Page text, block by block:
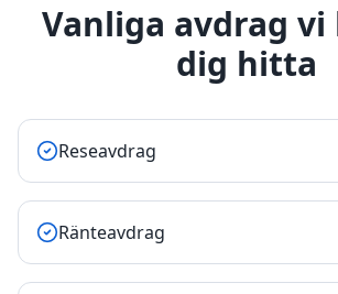
Vanliga avdrag
dig hitta
Reseavdrag
Ränteavdrag